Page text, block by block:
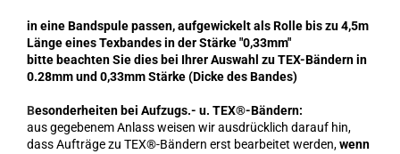
in eine Bandspule passen, aufgewickelt als Rolle bis zu 4,5m
Länge eines Texbandes in der Stärke "0,33mm"
bitte beachten Sie dies bei Ihrer Auswahl zu TEX-Bändern in
0.28mm und 0,33mm Stärke (Dicke des Bandes)
Besonderheiten bei Aufzugs.- u. TEX®-Bändern:
aus gegebenem Anlass weisen wir ausdrücklich darauf hin,
dass Aufträge zu TEX®-Bändern erst bearbeitet werden,wenn